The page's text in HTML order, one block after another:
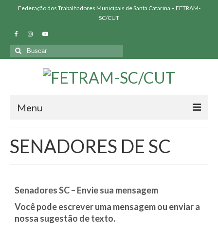
Federação dos Trabalhadores Municipais de Santa Catarina – FETRAM-
SC/CUT
Menu
SINDICATOS FILIADOS
BIBLIOTECA
PRESSÃO FETRAM
SENADORES DE SC
Senadores SC – Envie sua mensagem
Você pode escrever uma mensagem ou enviar a
nossa sugestão de texto.